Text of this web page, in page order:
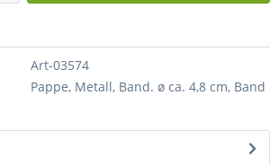
Art-03574
Pappe, Metall, Band. ø ca. 4,8 cm, Band